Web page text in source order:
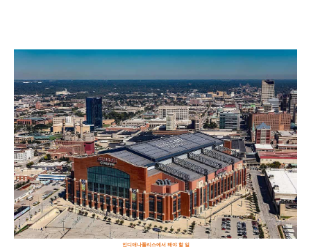
인디애나폴리스에서 해야 할 일